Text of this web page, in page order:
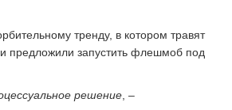
тренду, в котором травят
и предложили запустить флешмоб под
решение, –